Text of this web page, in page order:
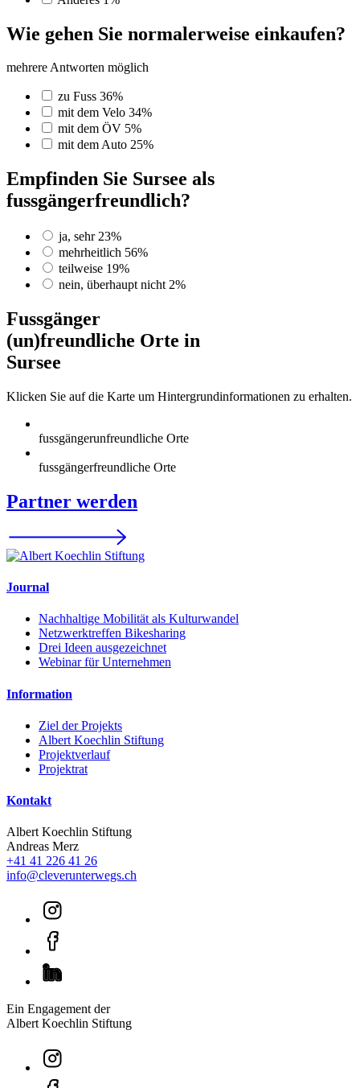
Wie gehen Sie normalerweise einkaufen?
mehrere Antworten möglich
zu Fuss 36%
mit dem Velo 34%
mit dem ÖV 5%
mit dem Auto 25%
Empfinden Sie Sursee als
fussgängerfreundlich?
ja, sehr 23%
mehrheitlich 56%
teilweise 19%
nein, überhaupt nicht 2%
Fussgänger­
(un)­freundliche Orte in
Sursee
Klicken Sie auf die Karte um Hintergrundinformationen zu erhalten.
fussgängerunfreundliche Orte
fussgängerfreundliche Orte
Partner werden
Journal
Nachhaltige Mobilität als Kulturwandel
Netzwerktreffen Bikesharing
Drei Ideen ausgezeichnet
Webinar für Unternehmen
Information
Ziel der Projekts
Albert Koechlin Stiftung
Projektverlauf
Projektrat
Kontakt
Albert Koechlin Stiftung
Andreas Merz
+41 41 226 41 26
info@cleverunterwegs.ch
Ein Engagement der
Albert Koechlin Stiftung